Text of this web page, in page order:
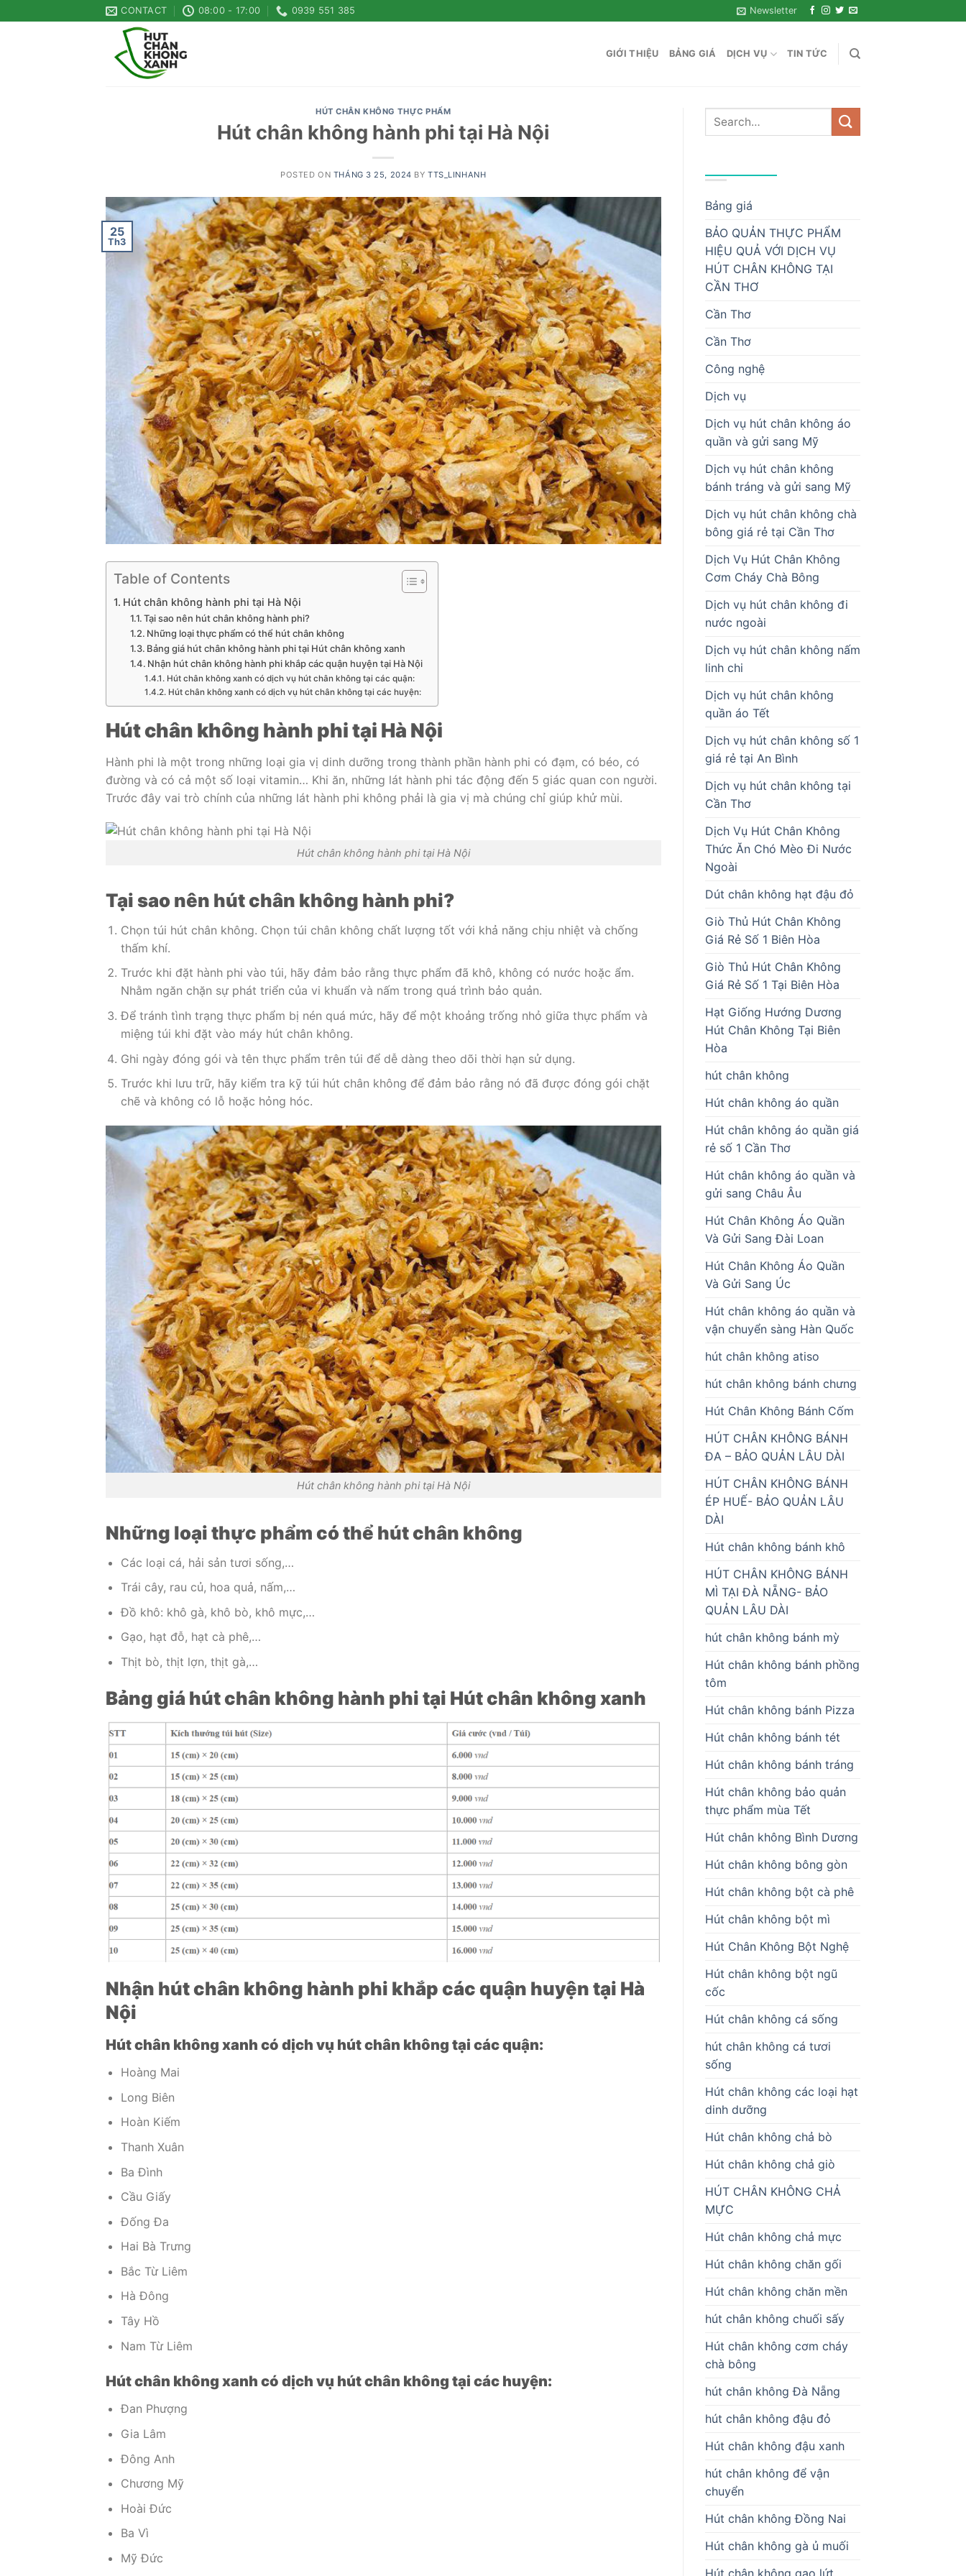
to
CONTACT 08:00 - 17:00 0939 551 385 Newsletter
GIỚI THIỆU BẢNG GIÁ DỊCH VỤ TIN TỨC
HÚT CHÂN KHÔNG THỰC PHẨM
Hút chân không hành phi tại Hà Nội
POSTED ON THÁNG 3 25, 2024 BYTTS_LINHANH
25
Th3
Table of Contents
Hút chân không hành phi tại Hà Nội
Tại sao nên hút chân không hành phi?
Những loại thực phẩm có thể hút chân không
Bảng giá hút chân không hành phi tại Hút chân không xanh
Nhận hút chân không hành phi khắp các quận huyện tại Hà Nội
Hút chân không xanh có dịch vụ hút chân không tại các quận:
Hút chân không xanh có dịch vụ hút chân không tại các huyện:
Hút chân không hành phi tại Hà Nội
Hành phi là một trong những loại gia vị dinh dưỡng trong thành phần hành phi có đạm, có béo, có
đường và có cả một số loại vitamin… Khi ăn, những lát hành phi tác động đến 5 giác quan con người.
Trước đây vai trò chính của những lát hành phi không phải là gia vị mà chúng chỉ giúp khử mùi.
Hút chân không hành phi tại Hà Nội
Tại sao nên hút chân không hành phi?
Chọn túi hút chân không. Chọn túi chân không chất lượng tốt với khả năng chịu nhiệt và chống
thấm khí.
Trước khi đặt hành phi vào túi, hãy đảm bảo rằng thực phẩm đã khô, không có nước hoặc ẩm.
Nhằm ngăn chặn sự phát triển của vi khuẩn và nấm trong quá trình bảo quản.
Để tránh tình trạng thực phẩm bị nén quá mức, hãy để một khoảng trống nhỏ giữa thực phẩm và
miệng túi khi đặt vào máy hút chân không.
Ghi ngày đóng gói và tên thực phẩm trên túi để dễ dàng theo dõi thời hạn sử dụng.
Trước khi lưu trữ, hãy kiểm tra kỹ túi hút chân không để đảm bảo rằng nó đã được đóng gói chặt
chẽ và không có lỗ hoặc hỏng hóc.
Hút chân không hành phi tại Hà Nội
Những loại thực phẩm có thể hút chân không
Các loại cá, hải sản tươi sống,…
Trái cây, rau củ, hoa quả, nấm,…
Đồ khô: khô gà, khô bò, khô mực,…
Gạo, hạt đỗ, hạt cà phê,…
Thịt bò, thịt lợn, thịt gà,…
Bảng giá hút chân không hành phi tại Hút chân không xanh
Nhận hút chân không hành phi khắp các quận huyện tại Hà
Nội
Hút chân không xanh có dịch vụ hút chân không tại các quận:
Hoàng Mai
Long Biên
Hoàn Kiếm
Thanh Xuân
Ba Đình
Cầu Giấy
Đống Đa
Hai Bà Trưng
Bắc Từ Liêm
Hà Đông
Tây Hồ
Nam Từ Liêm
Hút chân không xanh có dịch vụ hút chân không tại các huyện:
Đan Phượng
Gia Lâm
Đông Anh
Chương Mỹ
Hoài Đức
Ba Vì
Mỹ Đức
Bảng giá
BẢO QUẢN THỰC PHẨM
HIỆU QUẢ VỚI DỊCH VỤ
HÚT CHÂN KHÔNG TẠI
CẦN THƠ
Cần Thơ
Cần Thơ
Công nghệ
Dịch vụ
Dịch vụ hút chân không áo
quần và gửi sang Mỹ
Dịch vụ hút chân không
bánh tráng và gửi sang Mỹ
Dịch vụ hút chân không chà
bông giá rẻ tại Cần Thơ
Dịch Vụ Hút Chân Không
Cơm Cháy Chà Bông
Dịch vụ hút chân không đi
nước ngoài
Dịch vụ hút chân không nấm
linh chi
Dịch vụ hút chân không
quần áo Tết
Dịch vụ hút chân không số 1
giá rẻ tại An Bình
Dịch vụ hút chân không tại
Cần Thơ
Dịch Vụ Hút Chân Không
Thức Ăn Chó Mèo Đi Nước
Ngoài
Dút chân không hạt đậu đỏ
Giò Thủ Hút Chân Không
Giá Rẻ Số 1 Biên Hòa
Giò Thủ Hút Chân Không
Giá Rẻ Số 1 Tại Biên Hòa
Hạt Giống Hướng Dương
Hút Chân Không Tại Biên
Hòa
hút chân không
Hút chân không áo quần
Hút chân không áo quần giá
rẻ số 1 Cần Thơ
Hút chân không áo quần và
gửi sang Châu Âu
Hút Chân Không Áo Quần
Và Gửi Sang Đài Loan
Hút Chân Không Áo Quần
Và Gửi Sang Úc
Hút chân không áo quần và
vận chuyển sàng Hàn Quốc
hút chân không atiso
hút chân không bánh chưng
Hút Chân Không Bánh Cốm
HÚT CHÂN KHÔNG BÁNH
ĐA – BẢO QUẢN LÂU DÀI
HÚT CHÂN KHÔNG BÁNH
ÉP HUẾ- BẢO QUẢN LÂU
DÀI
Hút chân không bánh khô
HÚT CHÂN KHÔNG BÁNH
MÌ TẠI ĐÀ NẴNG- BẢO
QUẢN LÂU DÀI
hút chân không bánh mỳ
Hút chân không bánh phồng
tôm
Hút chân không bánh Pizza
Hút chân không bánh tét
Hút chân không bánh tráng
Hút chân không bảo quản
thực phẩm mùa Tết
Hút chân không Bình Dương
Hút chân không bông gòn
Hút chân không bột cà phê
Hút chân không bột mì
Hút Chân Không Bột Nghệ
Hút chân không bột ngũ
cốc
Hút chân không cá sống
hút chân không cá tươi
sống
Hút chân không các loại hạt
dinh dưỡng
Hút chân không chả bò
Hút chân không chả giò
HÚT CHÂN KHÔNG CHẢ
MỰC
Hút chân không chả mực
Hút chân không chăn gối
Hút chân không chăn mền
hút chân không chuối sấy
Hút chân không cơm cháy
chà bông
hút chân không Đà Nẵng
hút chân không đậu đỏ
Hút chân không đậu xanh
hút chân không để vận
chuyển
Hút chân không Đồng Nai
Hút chân không gà ủ muối
Hút chân không gạo lứt